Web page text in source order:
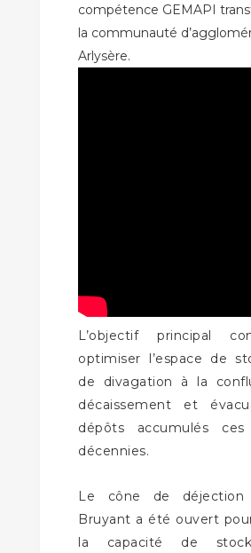
compétence GEMAPI
la communauté
Arlysère.
L’objectif principal
optimiser l’espace de
de divagation à la
décaissement et
dépôts accumulés ces
décennies.
Le cône de
Bruyant a été ouvert
la capacité de